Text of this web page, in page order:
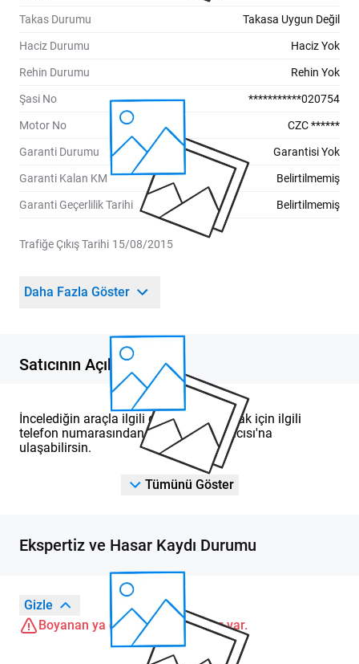
Takas Durumu Takasa Uygun Değil
Haciz Durumu Haciz Yok
Rehin Durumu Rehin Yok
Şasi No ***********020754
Motor No CZC ******
Garanti Durumu Garantisi Yok
Garanti Kalan KM Belirtilmemiş
Garanti Geçerlilik Tarihi Belirtilmemiş
Trafiğe Çıkış Tarihi 15/08/2015
Daha Fazla Göster
Satıcının Açıklaması
İncelediğin araçla ilgili detaylı bilgi almak için ilgili
telefon numarasından DOD Yetkili Satıcısı'na
ulaşabilirsin.
Tümünü Göster
Ekspertiz ve Hasar Kaydı Durumu
Gizle
Boyanan ya da değişen parçalar var.